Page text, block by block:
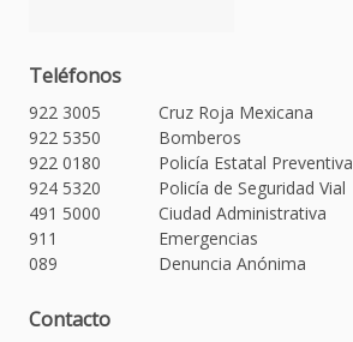
Teléfonos
922 3005
Cruz Roja Mexicana
922 5350
Bomberos
922 0180
Policía Estatal Preventiva
924 5320
Policía de Seguridad Vial
491 5000
Ciudad Administrativa
911
Emergencias
089
Denuncia Anónima
Contacto